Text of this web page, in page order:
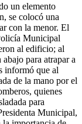
un elemento
se colocó una
con la menor. El
Municipal
al edificio; al
para atrapar a
informó que al
de la mano por el
quienes
para
Municipal,